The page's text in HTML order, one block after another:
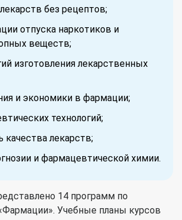
без рецептов;
отпуска наркотиков и
веществ;
изготовления лекарственных
и экономики в фармации;
технологий;
качества лекарств;
и фармацевтической химии.
14 программ по
Учебные планы курсов